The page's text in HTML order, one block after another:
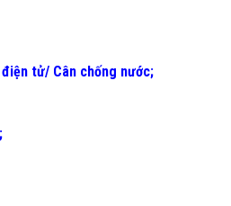
điện tử/ Cân chống nước;